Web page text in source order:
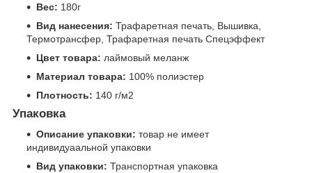
Вес: 180г
Вид нанесения: Трафаретная печать, Вышивка,
Термотрансфер, Трафаретная печать Спецэффект
Цвет товара: лаймовый меланж
Материал товара: 100% полиэстер
Плотность: 140 г/м2
Упаковка
Описание упаковки: товар не имеет
индивидуаальной упаковки
Вид упаковки: Транспортная упаковка